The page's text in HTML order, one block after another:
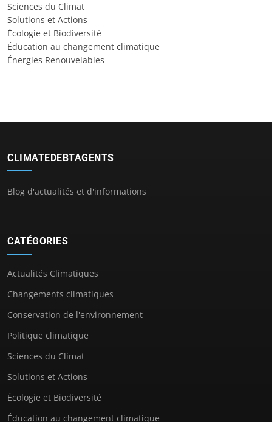
Sciences du Climat
Solutions et Actions
Écologie et Biodiversité
Éducation au changement climatique
Énergies Renouvelables
CLIMATEDEBTAGENTS
Blog d'actualités et d'informations
CATÉGORIES
Actualités Climatiques
Changements climatiques
Conservation de l'environnement
Politique climatique
Sciences du Climat
Solutions et Actions
Écologie et Biodiversité
Éducation au changement climatique